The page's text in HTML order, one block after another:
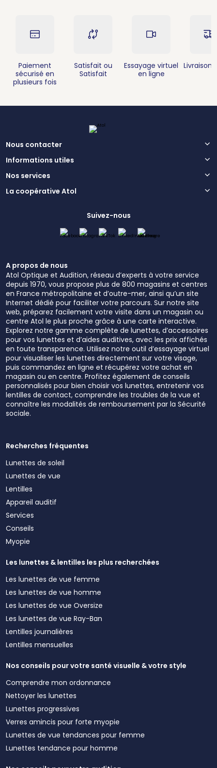
Paiement
sécurisé en
plusieurs fois
Satisfait ou
Satisfait
Essayage virtuel
en ligne
Livraison
Nous contacter
Informations utiles
Nos services
La coopérative Atol
Suivez-nous
A propos de nous
Atol Optique et Audition, réseau d’experts à votre service
depuis 1970, vous propose plus de 800 magasins et centres
en France métropolitaine et d’outre-mer, ainsi qu’un site
Internet dédié pour faciliter votre parcours. Sur notre site
web, préparez facilement votre visite dans un magasin ou
centre Atol le plus proche grâce à une carte interactive.
Explorez notre gamme complète de lunettes, d’accessoires
pour vos lunettes et d’aides auditives, avec les prix affichés
en toute transparence. Utilisez notre outil d’essayage virtuel
pour visualiser les lunettes directement sur votre visage,
puis commandez en ligne et récupérez votre achat en
magasin ou en centre. Profitez également de conseils
personnalisés pour bien choisir vos lunettes, entretenir vos
lentilles de contact, comprendre les troubles de la vue et
connaître les modalités de remboursement par la Sécurité
sociale.
Recherches fréquentes
Lunettes de soleil
Lunettes de vue
Lentilles
Appareil auditif
Services
Conseils
Myopie
Les lunettes & lentilles les plus recherchées
Les lunettes de vue femme
Les lunettes de vue homme
Les lunettes de vue Oversize
Les lunettes de vue Ray-Ban
Lentilles journalières
Lentilles mensuelles
Nos conseils pour votre santé visuelle & votre style
Comprendre mon ordonnance
Nettoyer les lunettes
Lunettes progressives
Verres amincis pour forte myopie
Lunettes de vue tendances pour femme
Lunettes tendance pour homme